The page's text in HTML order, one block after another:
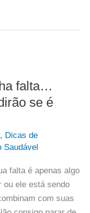
falta…
se é
, Dicas de
Saudável
falta é apenas algo
ou ele está sendo
com suas